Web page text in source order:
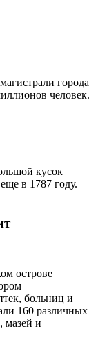
города
человек.
кусок
в 1787 году.
острове
больниц и
160 различных
мазей и